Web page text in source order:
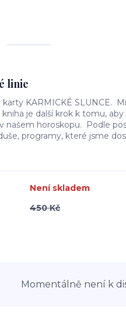
linie
karty KARMICKÉ SLUNCE.
je další krok k tomu,
našem horoskopu. Podle
programy, které jsme
Není skladem
450 Kč
Momentálně není k